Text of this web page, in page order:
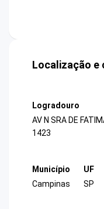
Localização e
Logradouro
AV N SRA DE
1423
Município
Campinas
UF
SP